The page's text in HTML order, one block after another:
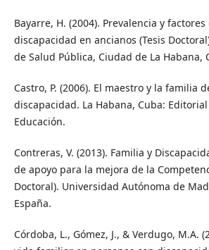
Bayarre, H. (2004). Prevalencia y
discapacidad en ancianos (Tesis
de Salud Pública, Ciudad de La Habana,
Castro, P. (2006). El maestro y la familia
discapacidad. La Habana, Cuba:
Educación.
Contreras, V. (2013). Familia y
de apoyo para la mejora de la
Doctoral). Universidad Autónoma de
España.
Córdoba, L., Gómez, J., & Verdugo, M.A.